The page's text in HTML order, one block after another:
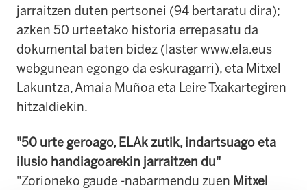
jarraitzen duten pertsonei (94 bertaratu dira);
azken 50 urteetako historia errepasatu da
dokumental baten bidez (laster www.ela.eus
webgunean egongo da eskuragarri), eta Mitxel
Lakuntza, Amaia Muñoa eta Leire Txakartegiren
hitzaldiekin.
"50 urte geroago, ELAk zutik, indartsuago eta
ilusio handiagoarekin jarraitzen du"
"Zorioneko gaude -nabarmendu zuen Mitxel